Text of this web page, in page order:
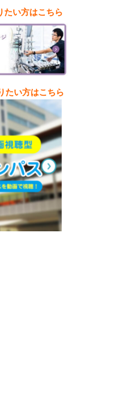
い方はこちら
たい方はこちら